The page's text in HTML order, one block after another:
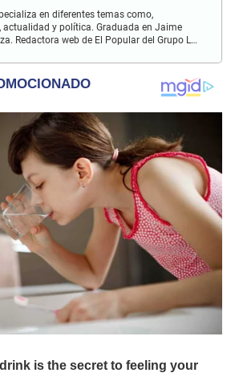
en diferentes temas como,
actualidad y política. Graduada en Jaime
Redactora web de El Popular del Grupo La
televisión.